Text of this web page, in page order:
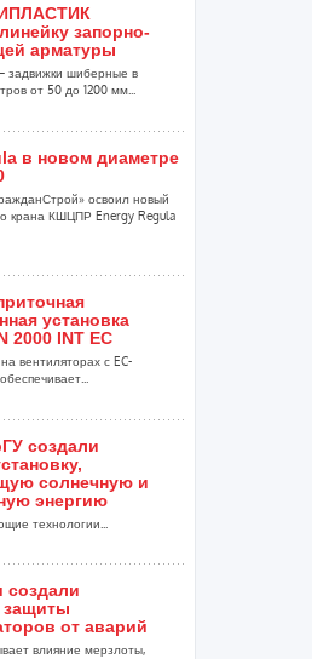
запорно-
арматуры
задвижки шиберные в
от 50 до 1200 мм...
в новом диаметре
освоил новый
крана КШЦПР Energy Regula
установка
2000 INT EC
вентиляторах с EC-
создали
солнечную и
энергию
технологии...
создали
защиты
от аварий
влияние мерзлоты,